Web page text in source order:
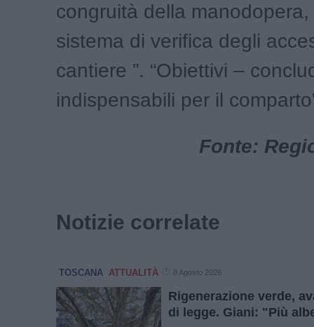
congruità della
sistema di verifica degli
cantiere ”. “Obiettivi –
indispensabili per il
Fonte:
Notizie correlate
TOSCANA ATTUALITÀ 8 Agosto 2026
Rigenerazione verde,
di legge. Giani: "Più